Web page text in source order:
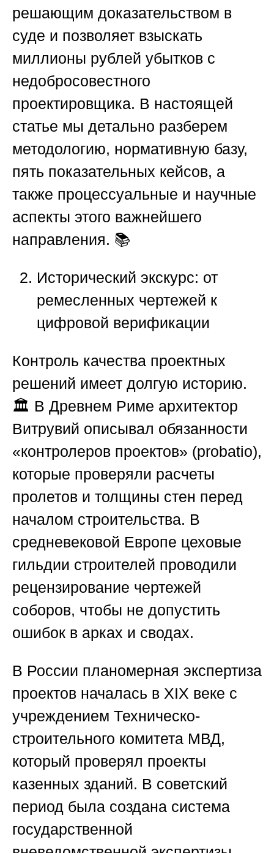
решающим доказательством в
суде и позволяет взыскать
миллионы рублей убытков с
недобросовестного
проектировщика. В настоящей
статье мы детально разберем
методологию, нормативную базу,
пять показательных кейсов, а
также процессуальные и научные
аспекты этого важнейшего
направления. 📚
Исторический экскурс: от
ремесленных чертежей к
цифровой верификации
Контроль качества проектных
решений имеет долгую историю.
🏛️ В Древнем Риме архитектор
Витрувий описывал обязанности
«контролеров проектов» (probatio),
которые проверяли расчеты
пролетов и толщины стен перед
началом строительства. В
средневековой Европе цеховые
гильдии строителей проводили
рецензирование чертежей
соборов, чтобы не допустить
ошибок в арках и сводах.
В России планомерная экспертиза
проектов началась в XIX веке с
учреждением Техническо-
строительного комитета МВД,
который проверял проекты
казенных зданий. В советский
период была создана система
государственной